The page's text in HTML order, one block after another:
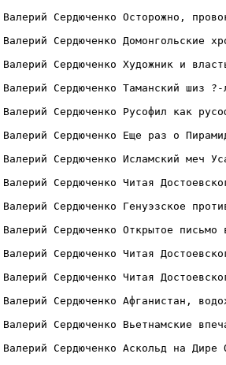
Валерий Сердюченко Осторожно,
Валерий Сердюченко Домонгольские
Валерий Сердюченко Художник и
Валерий Сердюченко Таманский шиз
Валерий Сердюченко Русофил как
Валерий Сердюченко Еще раз о
Валерий Сердюченко Исламский меч
Валерий Сердюченко Читая
Валерий Сердюченко Генуэзское
Валерий Сердюченко Открытое
Валерий Сердюченко Читая
Валерий Сердюченко Читая
Валерий Сердюченко Афганистан,
Валерий Сердюченко Вьетнамские
Валерий Сердюченко Аскольд на